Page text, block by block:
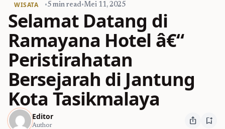
WISATA •5 min read•Mei 11, 2025
Selamat Datang di
Ramayana Hotel â€“
Peristirahatan
Bersejarah di Jantung
Kota Tasikmalaya
Editor
Author ios_share bookmark_add